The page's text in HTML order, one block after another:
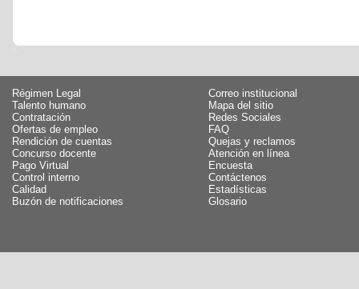
Régimen Legal
Talento humano
Contratación
Ofertas de empleo
Rendición de cuentas
Concurso docente
Pago Virtual
Control interno
Calidad
Buzón de notificaciones
Correo institucional
Mapa del sitio
Redes Sociales
FAQ
Quejas y reclamos
Atención en línea
Encuesta
Contáctenos
Estadísticas
Glosario